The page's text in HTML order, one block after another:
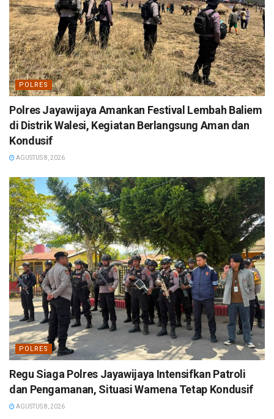
POLRES
Polres Jayawijaya Amankan Festival Lembah Baliem
di Distrik Walesi, Kegiatan Berlangsung Aman dan
Kondusif
AGUSTUS 8, 2026
POLRES
Regu Siaga Polres Jayawijaya Intensifkan Patroli
dan Pengamanan, Situasi Wamena Tetap Kondusif
AGUSTUS 8, 2026